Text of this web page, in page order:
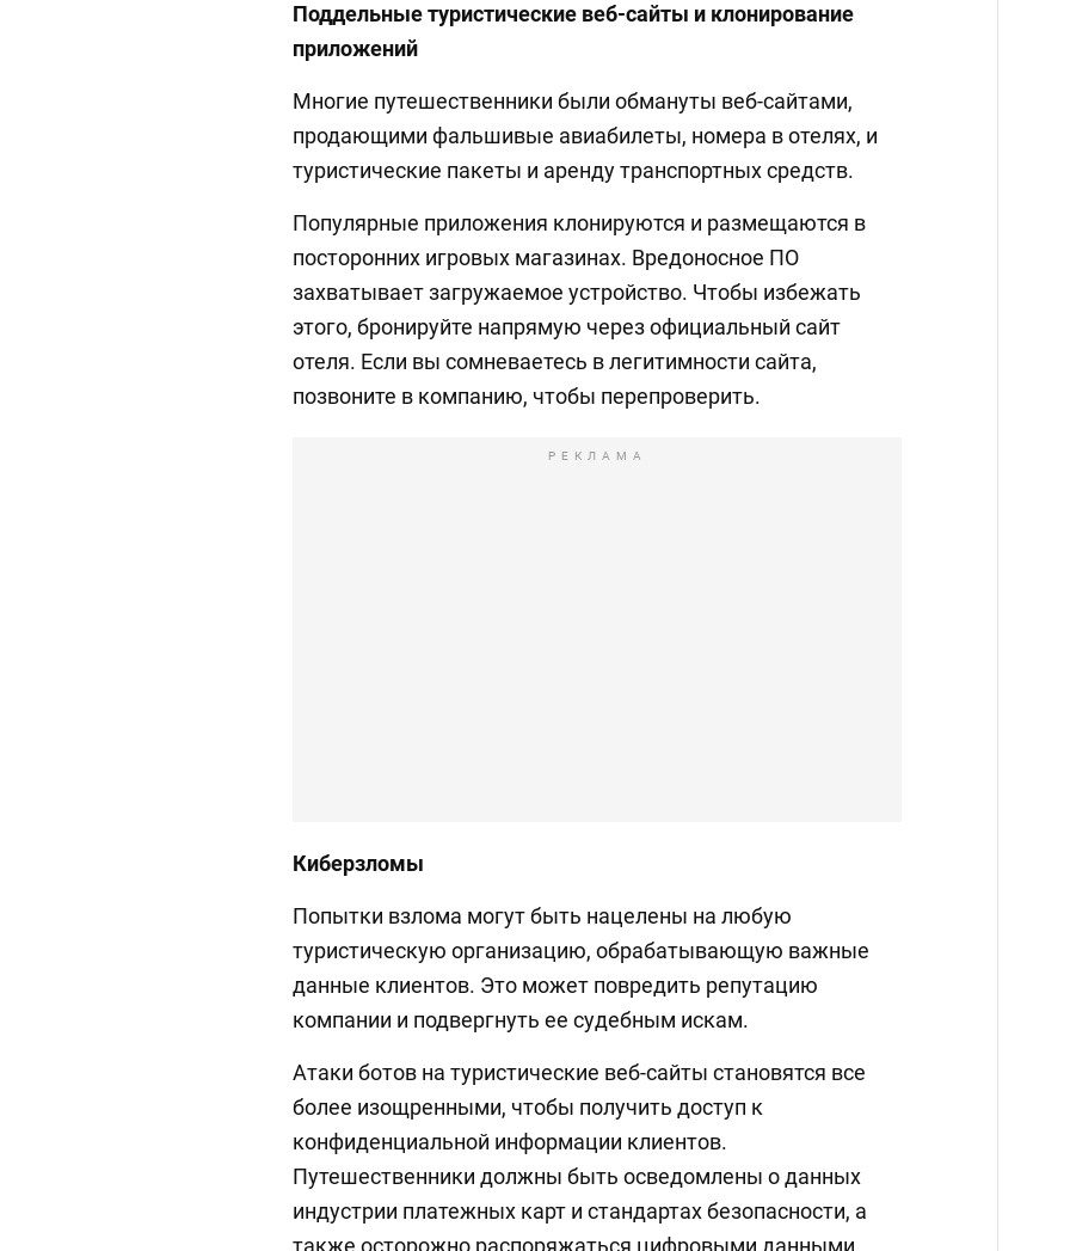
Поддельные туристические веб-сайты и клонирование
приложений
Многие путешественники были обмануты веб-сайтами,
продающими фальшивые авиабилеты, номера в отелях, и
туристические пакеты и аренду транспортных средств.
Популярные приложения клонируются и размещаются в
посторонних игровых магазинах. Вредоносное ПО
захватывает загружаемое устройство. Чтобы избежать
этого, бронируйте напрямую через официальный сайт
отеля. Если вы сомневаетесь в легитимности сайта,
позвоните в компанию, чтобы перепроверить.
РЕКЛАМА
Киберзломы
Попытки взлома могут быть нацелены на любую
туристическую организацию, обрабатывающую важные
данные клиентов. Это может повредить репутацию
компании и подвергнуть ее судебным искам.
Атаки ботов на туристические веб-сайты становятся все
более изощренными, чтобы получить доступ к
конфиденциальной информации клиентов.
Путешественники должны быть осведомлены о данных
индустрии платежных карт и стандартах безопасности, а